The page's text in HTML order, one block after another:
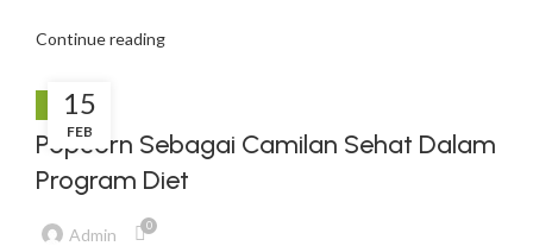
Continue reading
15
FEB
BLOG
Popcorn Sebagai Camilan Sehat Dalam
Program Diet
Admin 0